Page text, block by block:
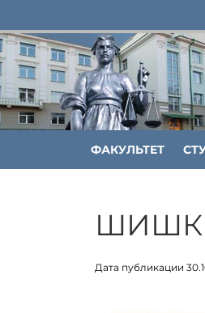
ФАКУЛЬТЕТ
Дата публикации